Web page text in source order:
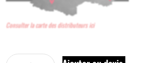
Consulter la carte des distributeurs ici